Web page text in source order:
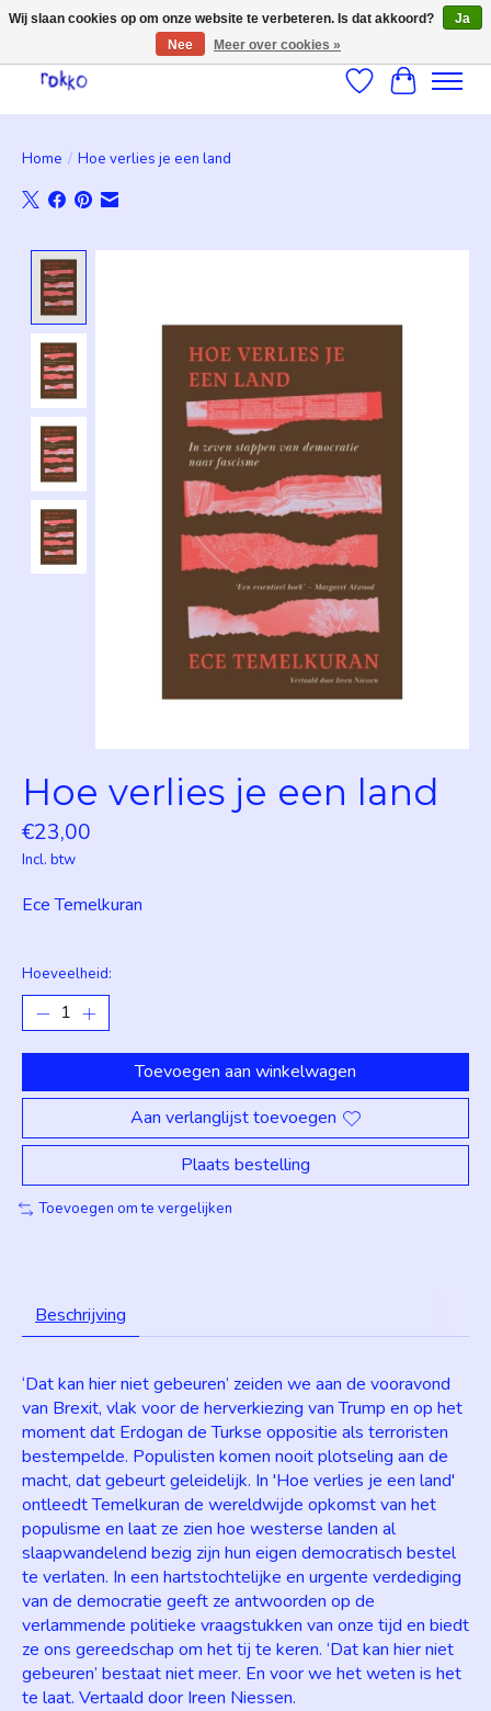
Verlanglijst
Home / Hoe verlies je een land
Hoe verlies je een land
€23,00
Incl. btw
Ece Temelkuran
Hoeveelheid:
Toevoegen aan winkelwagen
Aan verlanglijst toevoegen
Plaats bestelling
Toevoegen om te vergelijken
Beschrijving
‘Dat kan hier niet gebeuren’ zeiden we aan de vooravond
van Brexit, vlak voor de herverkiezing van Trump en op het
moment dat Erdogan de Turkse oppositie als terroristen
bestempelde. Populisten komen nooit plotseling aan de
macht, dat gebeurt geleidelijk. In 'Hoe verlies je een land'
ontleedt Temelkuran de wereldwijde opkomst van het
populisme en laat ze zien hoe westerse landen al
slaapwandelend bezig zijn hun eigen democratisch bestel
te verlaten. In een hartstochtelijke en urgente verdediging
van de democratie geeft ze antwoorden op de
verlammende politieke vraagstukken van onze tijd en biedt
ze ons gereedschap om het tij te keren. ‘Dat kan hier niet
gebeuren’ bestaat niet meer. En voor we het weten is het
te laat. Vertaald door Ireen Niessen.
Wij slaan cookies op om onze website te verbeteren. Is dat akkoord?
Ja
Nee
Meer over cookies »